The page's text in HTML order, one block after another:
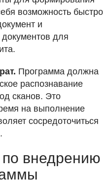
возможность быстро
и
для
Программа должна
распознавание
сканов. Это
на выполнение
сосредоточиться
внедрению